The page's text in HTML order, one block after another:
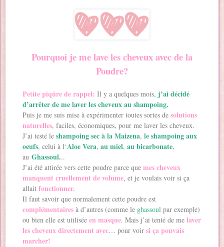
Pourquoi je me lave les cheveux avec de la
Poudre?
Petite piqûre de rappel: Il y a quelques mois, j’ai décidé
d’arrêter de me laver les cheveux au shampoing.
Puis je me suis mise à expérimenter toutes sortes desolutions
naturelles, faciles, économiques, pour me laver les cheveux.
J’ai testé le shampoing sec à la Maizena,le shampoing aux
oeufs, celui à l‘Aloe Vera,au miel,au bicarbonate,
auGhassoul...
J’ai été attirée vers cette poudre parce que mes cheveux
manquent cruellement de volume, et je voulais voir si ça
allaitfonctionner.
Il faut savoir que normalement cette poudre est
complémentaires à d’autres (comme le ghassoul par exemple)
ou bien elle est utiliséeen masque. Mais j’ai tenté de me laver
les cheveux directement avec… pour voirsi ça pouvais
marcher!